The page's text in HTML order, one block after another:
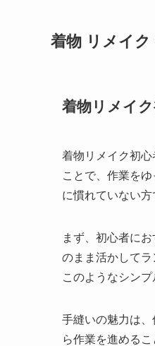
着物 リメイ
着物リメイ
着物リメイク初
ことで、作業を
に慣れていない方
まず、初心者に
のまま活かして
このようなシン
手縫いの魅力は
ら作業を進める